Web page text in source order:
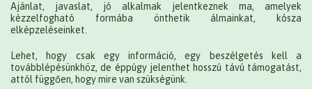
Ajánlat, javaslat, jó alkalmak jelentkeznek ma, amelyek
kézzelfogható formába önthetik álmainkat, kósza
elképzeléseinket.
Lehet, hogy csak egy információ, egy beszélgetés kell a
továbblépésünkhöz, de éppúgy jelenthet hosszú távú támogatást,
attól függően, hogy mire van szükségünk.